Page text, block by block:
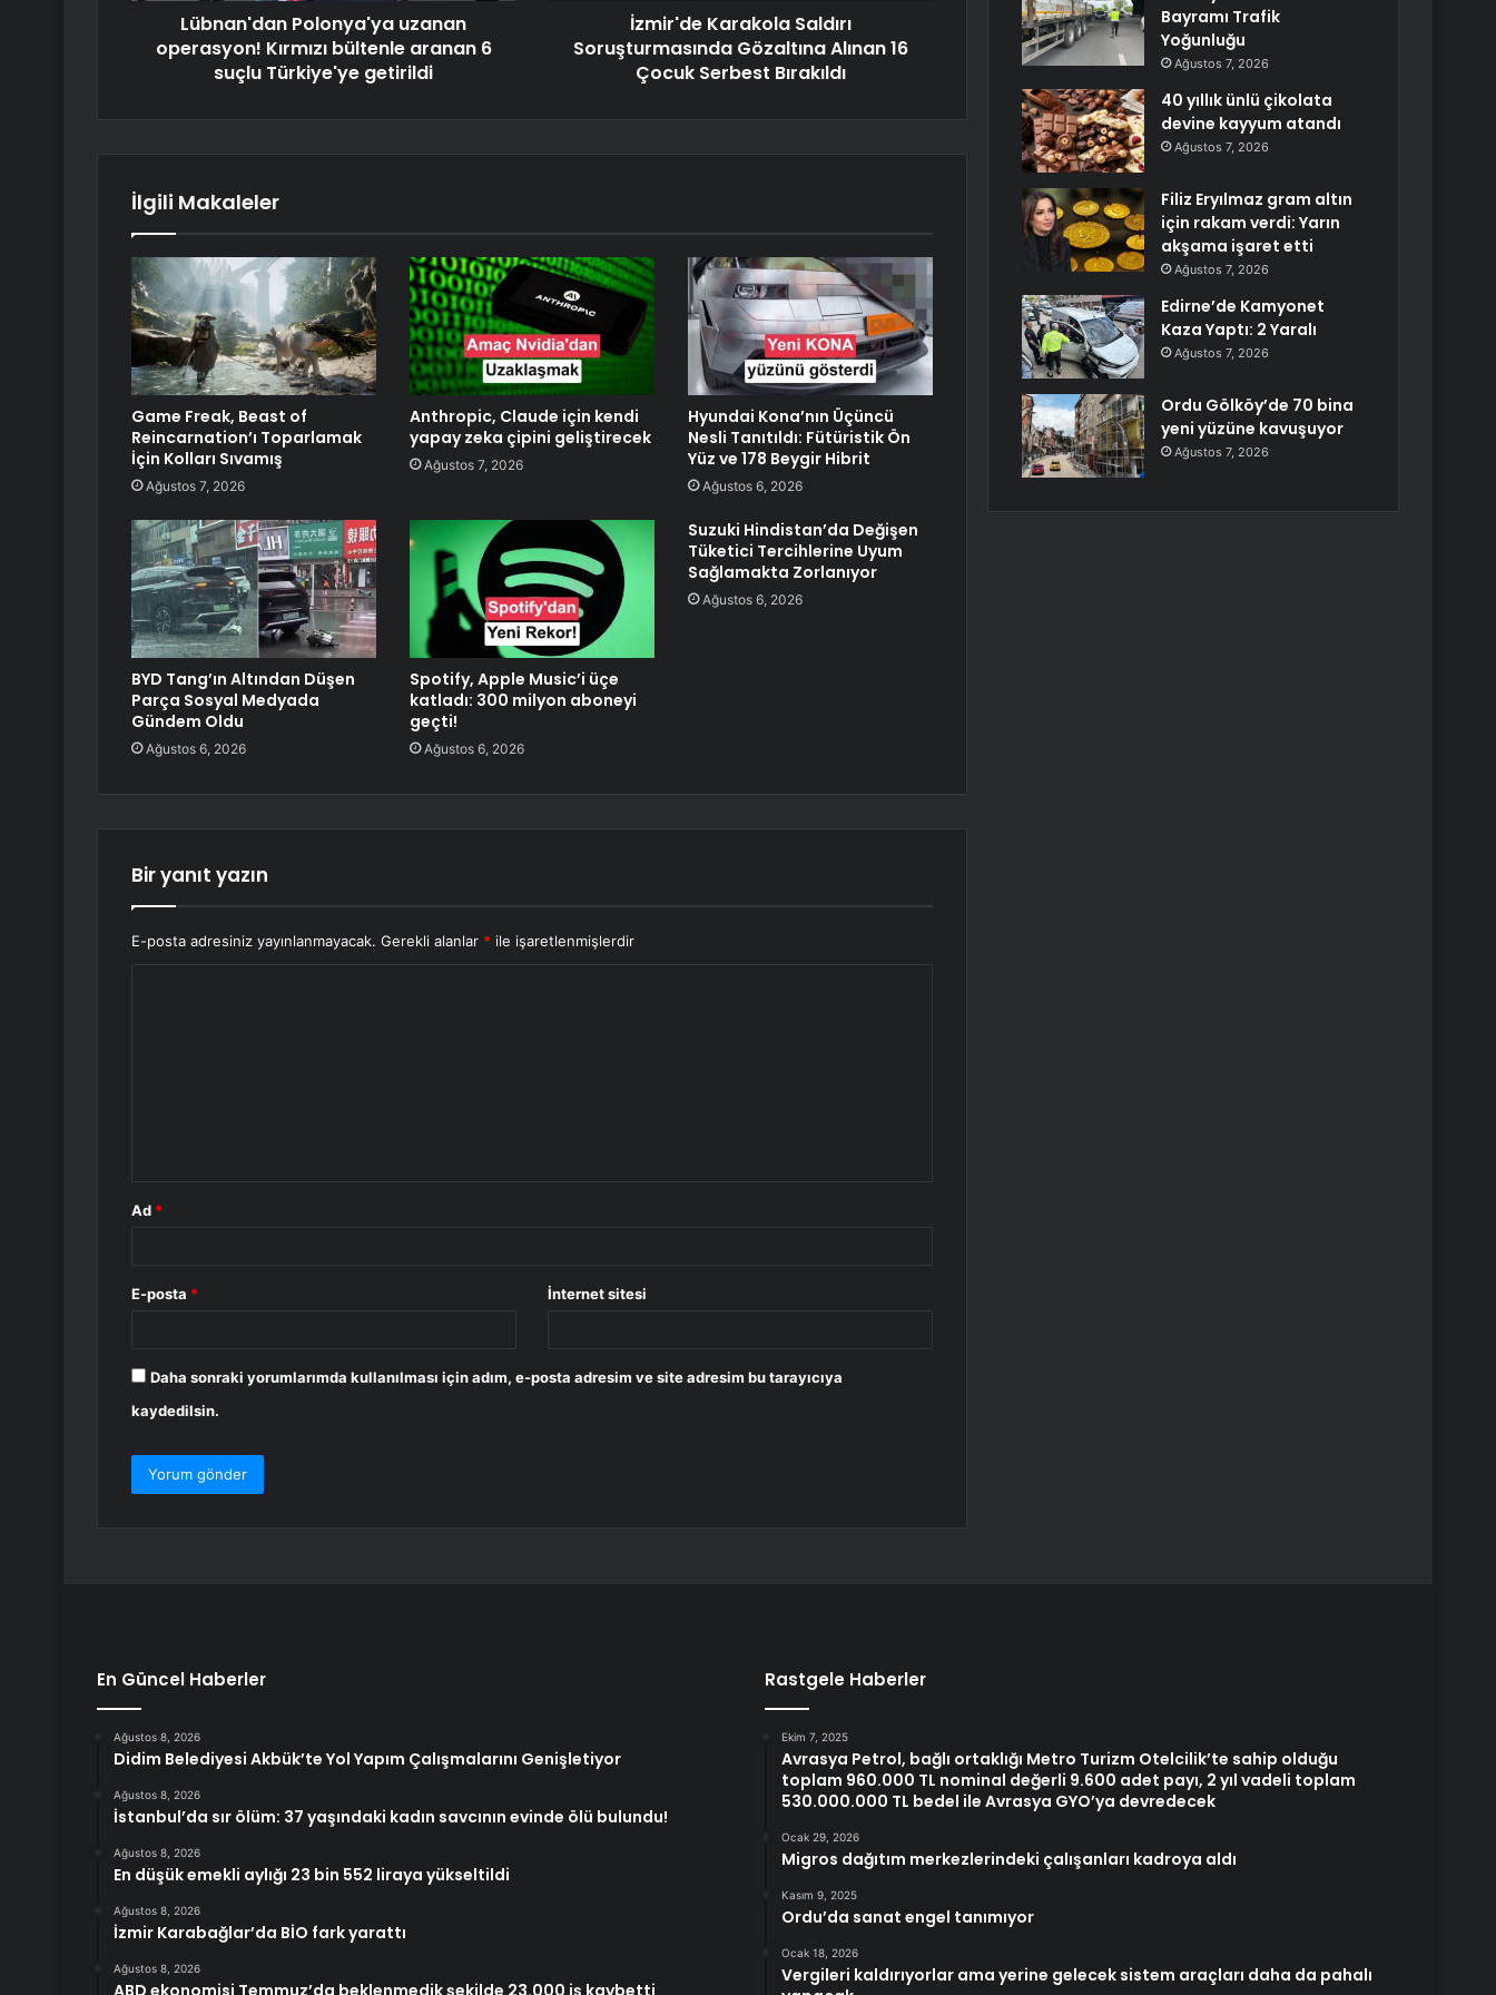
Lübnan'dan Polonya'ya uzanan
operasyon! Kırmızı bültenle aranan 6
suçlu Türkiye'ye getirildi
İzmir'de Karakola Saldırı
Soruşturmasında Gözaltına Alınan 16
Çocuk Serbest Bırakıldı
İlgili Makaleler
Game Freak, Beast of
Reincarnation’ı Toparlamak
İçin Kolları Sıvamış
Ağustos 7, 2026
Anthropic, Claude için kendi
yapay zeka çipini geliştirecek
Ağustos 7, 2026
Hyundai Kona’nın Üçüncü
Nesli Tanıtıldı: Fütüristik Ön
Yüz ve 178 Beygir Hibrit
Ağustos 6, 2026
BYD Tang’ın Altından Düşen
Parça Sosyal Medyada
Gündem Oldu
Ağustos 6, 2026
Spotify, Apple Music’i üçe
katladı: 300 milyon aboneyi
geçti!
Ağustos 6, 2026
Suzuki Hindistan’da Değişen
Tüketici Tercihlerine Uyum
Sağlamakta Zorlanıyor
Ağustos 6, 2026
Bir yanıt yazın
E-posta adresiniz yayınlanmayacak. Gerekli alanlar * ile işaretlenmişlerdir
Ad *
E-posta * İnternet sitesi
Daha sonraki yorumlarımda kullanılması için adım, e-posta adresim ve site adresim bu tarayıcıya
kaydedilsin.
Bayramı Trafik
Yoğunluğu
Ağustos 7, 2026
40 yıllık ünlü çikolata
devine kayyum atandı
Ağustos 7, 2026
Filiz Eryılmaz gram altın
için rakam verdi: Yarın
akşama işaret etti
Ağustos 7, 2026
Edirne’de Kamyonet
Kaza Yaptı: 2 Yaralı
Ağustos 7, 2026
Ordu Gölköy’de 70 bina
yeni yüzüne kavuşuyor
Ağustos 7, 2026
En Güncel Haberler
Ağustos 8, 2026
Didim Belediyesi Akbük’te Yol Yapım Çalışmalarını Genişletiyor
Ağustos 8, 2026
İstanbul’da sır ölüm: 37 yaşındaki kadın savcının evinde ölü bulundu!
Ağustos 8, 2026
En düşük emekli aylığı 23 bin 552 liraya yükseltildi
Ağustos 8, 2026
İzmir Karabağlar’da BİO fark yarattı
Ağustos 8, 2026
Rastgele Haberler
Ekim 7, 2025
Avrasya Petrol, bağlı ortaklığı Metro Turizm Otelcilik’te sahip olduğu
toplam 960.000 TL nominal değerli 9.600 adet payı, 2 yıl vadeli toplam
530.000.000 TL bedel ile Avrasya GYO’ya devredecek
Ocak 29, 2026
Migros dağıtım merkezlerindeki çalışanları kadroya aldı
Kasım 9, 2025
Ordu’da sanat engel tanımıyor
Ocak 18, 2026
Vergileri kaldırıyorlar ama yerine gelecek sistem araçları daha da pahalı